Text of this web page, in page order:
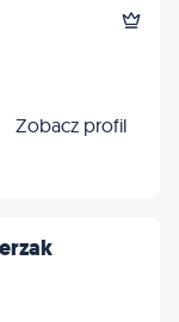
Zobacz profil